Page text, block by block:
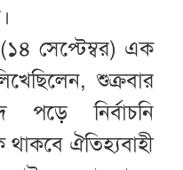
সেপ্টেম্বর) এক
শুক্রবার
পড়ে নির্বাচনি
থাকবে ঐতিহ্যবাহী